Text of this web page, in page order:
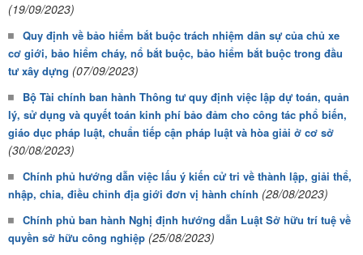
(19/09/2023)
Quy định về bảo hiểm bắt buộc trách nhiệm dân sự của chủ xe
cơ giới, bảo hiểm cháy, nổ bắt buộc, bảo hiểm bắt buộc trong đầu
tư xây dựng (07/09/2023)
Bộ Tài chính ban hành Thông tư quy định việc lập dự toán, quản
lý, sử dụng và quyết toán kinh phí bảo đảm cho công tác phổ biến,
giáo dục pháp luật, chuẩn tiếp cận pháp luật và hòa giải ở cơ sở
(30/08/2023)
Chính phủ hướng dẫn việc lấu ý kiến cử tri về thành lập, giải thể,
nhập, chia, điều chỉnh địa giới đơn vị hành chính (28/08/2023)
Chính phủ ban hành Nghị định hướng dẫn Luật Sở hữu trí tuệ về
quyền sở hữu công nghiệp (25/08/2023)